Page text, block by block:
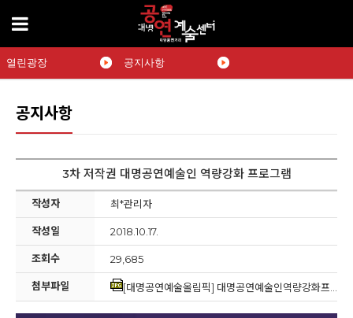
열린광장 공지사항
공지사항
3차 저작권 대명공연예술인 역량강화 프로그램
작성자 최*관리자
작성일 2018.10.17.
조회수 29,685
첨부파일 [대명공연예술올림픽] 대명공연예술인역량강화프로그램.jpg